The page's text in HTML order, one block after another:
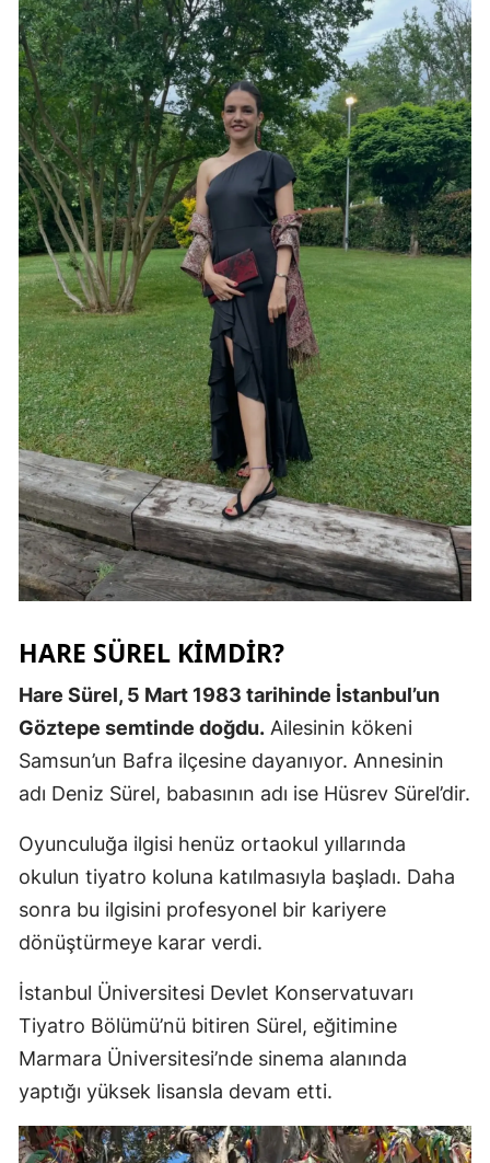
HARE SÜREL KIMDIR?
Hare Sürel, 5 Mart 1983 tarihinde İstanbul’un
Göztepe semtinde doğdu. Ailesinin kökeni
Samsun’un Bafra ilçesine dayanıyor. Annesinin
adı Deniz Sürel, babasının adı ise Hüsrev Sürel’dir.
Oyunculuğa ilgisi henüz ortaokul yıllarında
okulun tiyatro koluna katılmasıyla başladı. Daha
sonra bu ilgisini profesyonel bir kariyere
dönüştürmeye karar verdi.
İstanbul Üniversitesi Devlet Konservatuvarı
Tiyatro Bölümü’nü bitiren Sürel, eğitimine
Marmara Üniversitesi’nde sinema alanında
yaptığı yüksek lisansla devam etti.